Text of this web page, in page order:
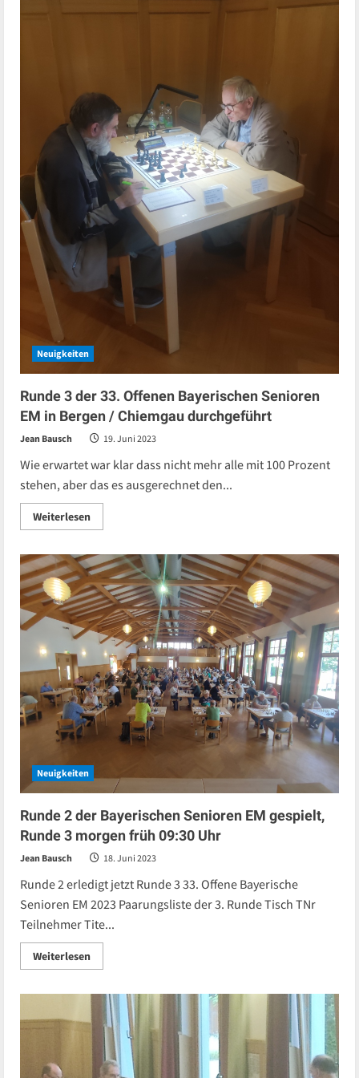
Neuigkeiten
Runde 3 der 33. Offenen Bayerischen Senioren
EM in Bergen / Chiemgau durchgeführt
Jean Bausch 19. Juni 2023
Wie erwartet war klar dass nicht mehr alle mit 100 Prozent
stehen, aber das es ausgerechnet den...
WeiterlesenRead
more
3
der
33.
Offenen
Bayerischen
Senioren
EM
Bergen
/
Chiemgau
durchgeführt
Neuigkeiten
Runde 2 der Bayerischen Senioren EM gespielt,
Runde 3 morgen früh 09:30 Uhr
Jean Bausch 18. Juni 2023
Runde 2 erledigt jetzt Runde 3 33. Offene Bayerische
Senioren EM 2023 Paarungsliste der 3. Runde Tisch TNr
Teilnehmer Tite...
WeiterlesenRead
more
der
Bayerischen
Senioren
gespielt,
Runde